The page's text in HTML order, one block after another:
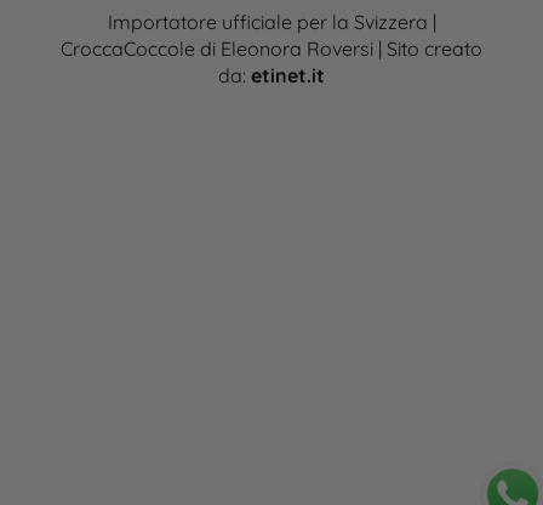
Importatore ufficiale per la Svizzera |
CroccaCoccole di Eleonora Roversi | Sito creato
da: etinet.it